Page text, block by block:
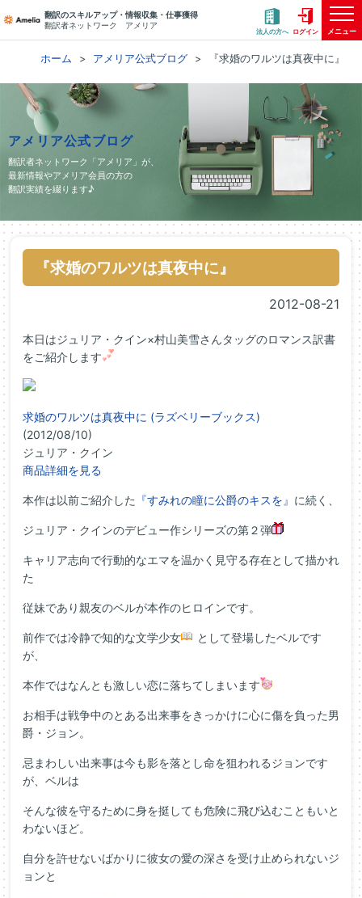
翻訳のスキルアップ・情報収集・仕事獲得
翻訳者ネットワーク アメリア
法人の方へ ログイン メニュー
ホーム アメリア公式ブログ 『求婚のワルツは真夜中に』
アメリア公式ブログ
翻訳者ネットワーク「アメリア」が、
最新情報やアメリア会員の方の
翻訳実績を綴ります♪
『求婚のワルツは真夜中に』
2012-08-21
本日はジュリア・クイン×村山美雪さんタッグのロマンス訳書
をご紹介します
求婚のワルツは真夜中に (ラズベリーブックス)
(2012/08/10)
ジュリア・クイン
商品詳細を見る
本作は以前ご紹介した 『すみれの瞳に公爵のキスを』 に続く、
ジュリア・クインのデビュー作シリーズの第２弾
キャリア志向で行動的なエマを温かく見守る存在として描かれ
た
従妹であり親友のベルが本作のヒロインです。
前作では冷静で知的な文学少女
として登場したベルです
が、
本作ではなんとも激しい恋に落ちてしまいます
お相手は戦争中のとある出来事をきっかけに心に傷を負った男
爵・ジョン。
忌まわしい出来事は今も影を落とし命を狙われるジョンです
が、ベルは
そんな彼を守るために身を挺しても危険に飛び込むこともいと
わないほど。
自分を許せないばかりに彼女の愛の深さを受け止められないジ
ョンと